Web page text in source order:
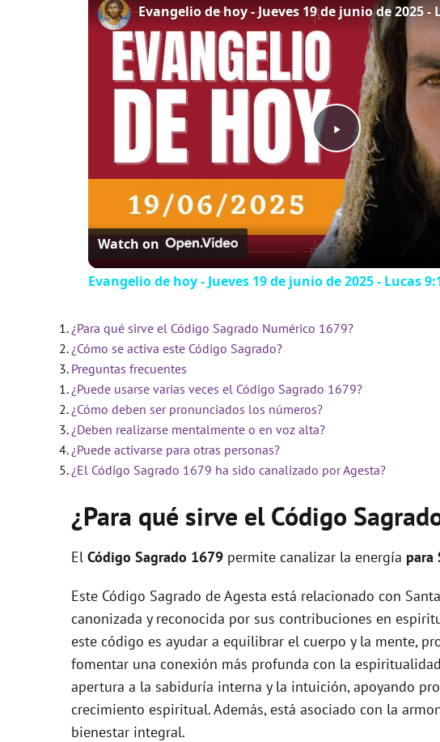
P
a
i
Watch on
Evangelio de hoy - Jueves 19 de junio de 2025 - Lucas
¿Para qué sirve el Código Sagrado Numérico 1679?
¿Cómo se activa este Código Sagrado?
Preguntas frecuentes
¿Puede usarse varias veces el Código Sagrado 1679?
¿Cómo deben ser pronunciados los números?
¿Deben realizarse mentalmente o en voz alta?
¿Puede activarse para otras personas?
¿El Código Sagrado 1679 ha sido canalizado por Agesta?
¿Para qué sirve el Código
El Código Sagrado 1679 permite canalizar la energía para
Este Código Sagrado de Agesta está relacionado con
canonizada y reconocida por sus contribuciones en
este código es ayudar a equilibrar el cuerpo y la mente,
fomentar una conexión más profunda con la
apertura a la sabiduría interna y la intuición, apoyando
crecimiento espiritual. Además, está asociado con la
bienestar integral.